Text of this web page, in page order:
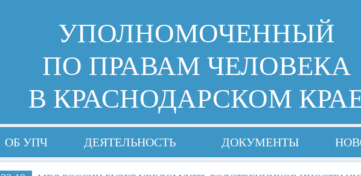
УПОЛНОМОЧЕННЫЙ
ПО ПРАВАМ ЧЕЛОВЕКА
В КРАСНОДАРСКОМ
ОБ УПЧ ДЕЯТЕЛЬНОСТЬ ДОКУМЕНТЫ